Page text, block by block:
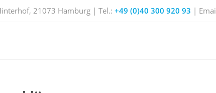
21073 Hamburg | Tel.: +49 (0)40 300 920 93 |